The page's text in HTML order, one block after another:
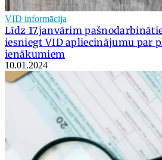
VID informācija
Līdz 17.janvārim
iesniegt VID apliecinājumu par
ienākumiem
10.01.2024